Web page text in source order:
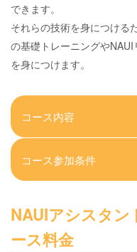
できます。
それらの技術を身につける
の基礎トレーニングや
を身につけます。
コース内容
コース参加条件
NAUIアシスタン
ース料金